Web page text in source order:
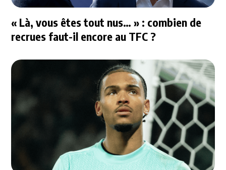
« Là, vous êtes tout nus… » : combien de
recrues faut-il encore au TFC ?